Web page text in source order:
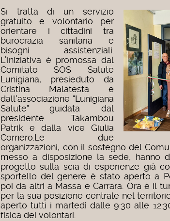
Si tratta di un servizio
gratuito e volontario per
orientare i cittadini tra
burocrazia sanitaria e
bisogni assistenziali.
L'iniziativa è promossa dal
Comitato SOS Salute
Lunigiana, presieduto da
Cristina Malatesta e
dall'associazione "Lunigiana
Salute" guidata dal
presidente Takambou
Patrik e dalla vice Giulia
Cornero.Le due
organizzazioni, con il sostegno del
messo a disposizione la sede, hanno
progetto sulla scia di esperienze già
sportello del genere è stato aperto a
poi da altri a Massa e Carrara. Ora è il
per la sua posizione centrale nel
aperto tutti i martedì dalle 9:30 alle
fisica dei volontari.